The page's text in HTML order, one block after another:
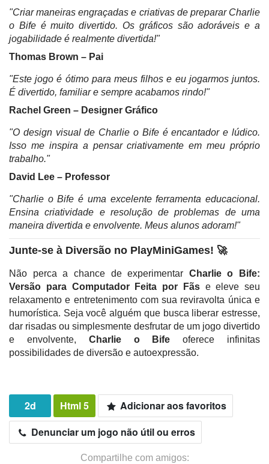
"Criar maneiras engraçadas e criativas de preparar Charlie
o Bife é muito divertido. Os gráficos são adoráveis e a
jogabilidade é realmente divertida!"
Thomas Brown – Pai
"Este jogo é ótimo para meus filhos e eu jogarmos juntos.
É divertido, familiar e sempre acabamos rindo!"
Rachel Green – Designer Gráfico
"O design visual de Charlie o Bife é encantador e lúdico.
Isso me inspira a pensar criativamente em meu próprio
trabalho."
David Lee – Professor
"Charlie o Bife é uma excelente ferramenta educacional.
Ensina criatividade e resolução de problemas de uma
maneira divertida e envolvente. Meus alunos adoram!"
Junte-se à Diversão no PlayMiniGames! 🚀
Não perca a chance de experimentar Charlie o Bife:
Versão para Computador Feita por Fãse eleve seu
relaxamento e entretenimento com sua reviravolta única e
humorística. Seja você alguém que busca liberar estresse,
dar risadas ou simplesmente desfrutar de um jogo divertido
e envolvente, Charlie o Bife oferece infinitas
possibilidades de diversão e autoexpressão.
2d Html 5
Adicionar aos favoritos
Denunciar um jogo não útil ou erros
Compartilhe com amigos: